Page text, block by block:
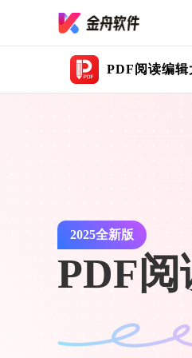
PDF阅读编辑
2025全新版
PDF